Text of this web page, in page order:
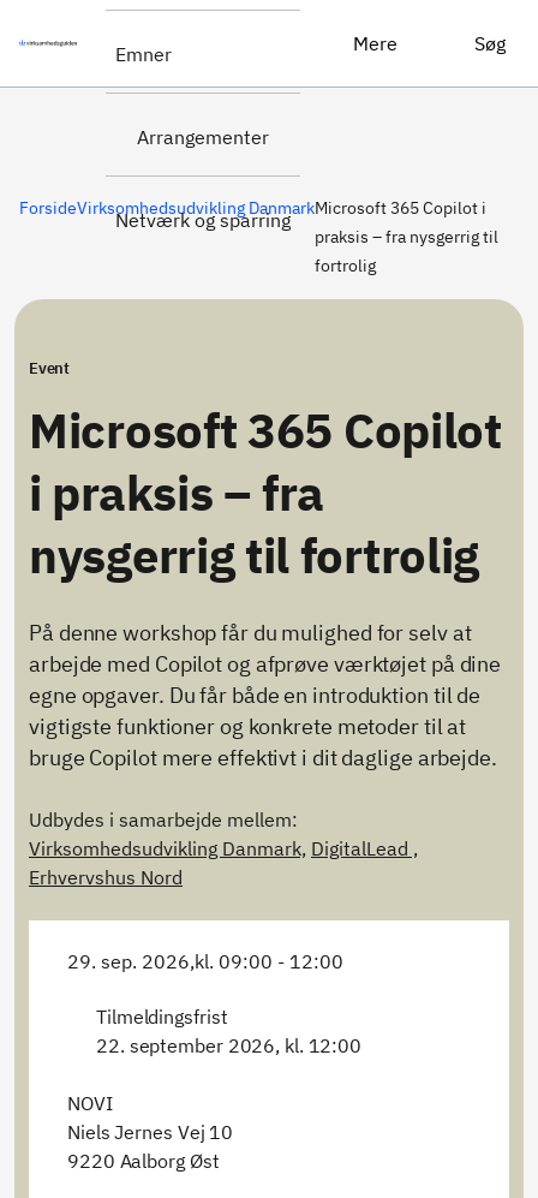
Emner
Arrangementer
Netværk og sparring
Mere Søg
ForsideVirksomhedsudvikling DanmarkMicrosoft 365 Copilot i
praksis – fra nysgerrig til
fortrolig
Event
Microsoft 365 Copilot
i praksis – fra
nysgerrig til fortrolig
På denne workshop får du mulighed for selv at
arbejde med Copilot og afprøve værktøjet på dine
egne opgaver. Du får både en introduktion til de
vigtigste funktioner og konkrete metoder til at
bruge Copilot mere effektivt i dit daglige arbejde.
Udbydes i samarbejde mellem:
Virksomhedsudvikling Danmark, DigitalLead ,
Erhvervshus Nord
29. sep. 2026,kl. 09:00 - 12:00
Tilmeldingsfrist
22. september 2026, kl. 12:00
NOVI
Niels Jernes Vej 10
9220 Aalborg Øst